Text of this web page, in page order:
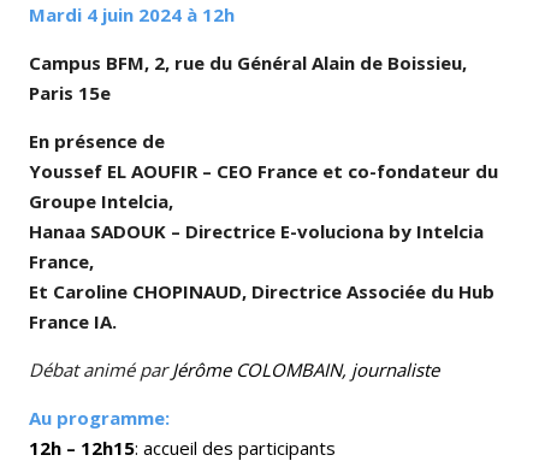
Mardi 4 juin 2024 à 12h
Campus BFM, 2, rue du Général Alain de Boissieu,
Paris 15e
En présence de
Youssef EL AOUFIR – CEO France et co-fondateur du
Groupe Intelcia,
Hanaa SADOUK – Directrice E-voluciona by Intelcia
France,
Et Caroline CHOPINAUD, Directrice Associée du Hub
France IA.
Débat animé parJérôme COLOMBAIN, journaliste
Au programme:
12h – 12h15: accueil des participants